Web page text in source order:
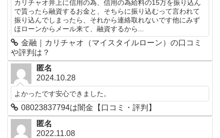
カリチャオ井上に信用の為、信用の為給料の15万を振り込ん
で貰ったら融資するお金と、そちらに振り込むって言われて
振り込んでしまったら、それから連絡取れないです他にみず
ほローンからメール来て、融資するから...
金融｜カリチャオ（マイスタイルローン）の口コミ
や評判は？
匿名
2024.10.28
よかったです安心できました。
08023837794は闇金【口コミ・評判】
匿名
2022.11.08